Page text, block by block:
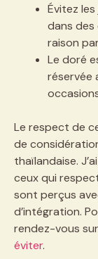
Évitez
dans
raison
Le doré
réservée
Le respect de
de
thaïlandaise.
ceux qui
sont perçus
d’intégration.
rendez-vous
éviter.